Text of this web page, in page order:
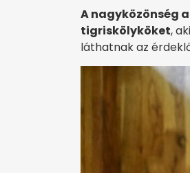
A nagyközönség
tigriskölyköket,
láthatnak az